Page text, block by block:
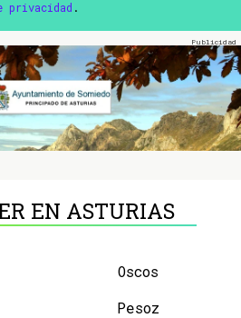
.
EN ASTURIAS
Oscos
Pesoz